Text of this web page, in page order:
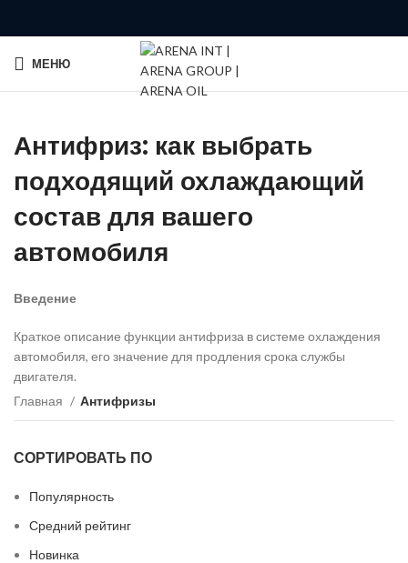
МЕНЮ
Антифриз: как выбрать
подходящий охлаждающий
состав для вашего
автомобиля
Введение
Краткое описание функции антифриза в системе охлаждения
автомобиля, его значение для продления срока службы
двигателя.
Главная
Антифризы
СОРТИРОВАТЬ ПО
Популярность
Средний рейтинг
Новинка